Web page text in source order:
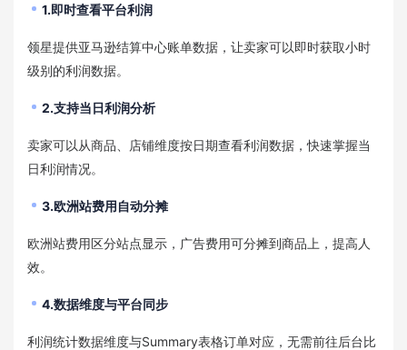
1.即时查看平台利润
领星提供亚马逊结算中心账单数据，让卖家可以即时获取小时
级别的利润数据。
2.支持当日利润分析
卖家可以从商品、店铺维度按日期查看利润数据，快速掌握当
日利润情况。
3.欧洲站费用自动分摊
欧洲站费用区分站点显示，广告费用可分摊到商品上，提高人
效。
4.数据维度与平台同步
利润统计数据维度与Summary表格订单对应，无需前往后台比